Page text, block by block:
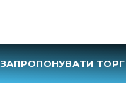
ЗАПРОПОНУВАТИ ТОРГ